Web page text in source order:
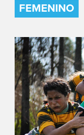
FEMENINO